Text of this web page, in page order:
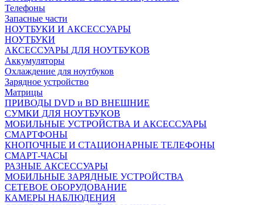
Телефоны
Запасные части
НОУТБУКИ И АКСЕССУАРЫ
НОУТБУКИ
АКСЕССУАРЫ ДЛЯ НОУТБУКОВ
Аккумуляторы
Охлаждение для ноутбуков
Зарядное устройство
Матрицы
ПРИВОДЫ DVD и BD ВНЕШНИЕ
СУМКИ ДЛЯ НОУТБУКОВ
МОБИЛЬНЫЕ УСТРОЙСТВА И АКСЕССУАРЫ
СМАРТФОНЫ
КНОПОЧНЫЕ И СТАЦИОНАРНЫЕ ТЕЛЕФОНЫ
СМАРТ-ЧАСЫ
РАЗНЫЕ АКСЕССУАРЫ
МОБИЛЬНЫЕ ЗАРЯДНЫЕ УСТРОЙСТВА
СЕТЕВОЕ ОБОРУДОВАНИЕ
КАМЕРЫ НАБЛЮДЕНИЯ